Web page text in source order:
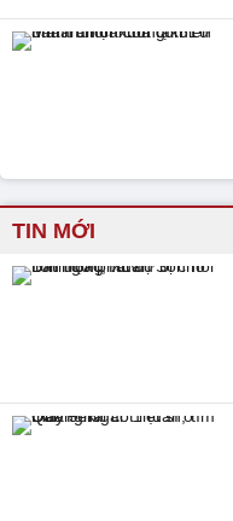
TIN MỚI